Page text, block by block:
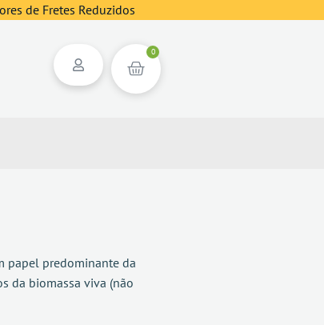
de Fretes Reduzidos
0
papel predominante da
da biomassa viva (não